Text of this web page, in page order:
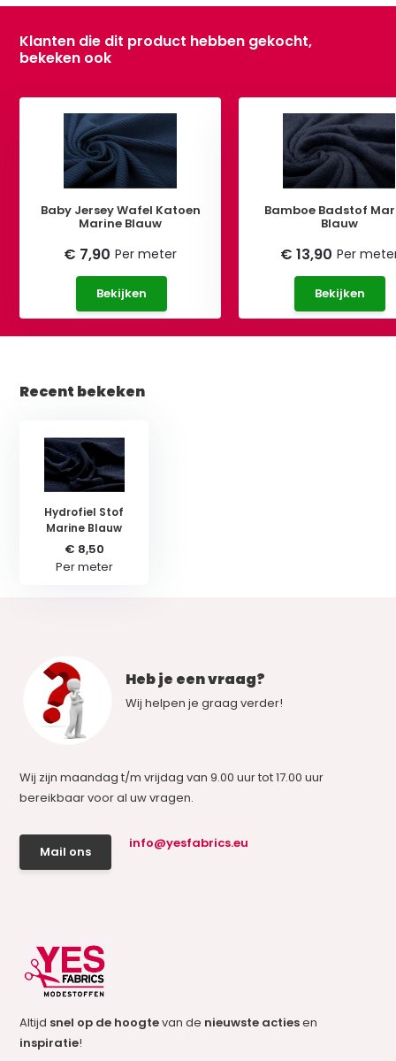
Klanten die dit product hebben gekocht,
bekeken ook
Baby Jersey Wafel Katoen
Marine Blauw
€ 7,90 Per meter
Bekijken
Bamboe Badstof
Blauw
€ 13,90 Per
Bekijken
Recent bekeken
Hydrofiel Stof
Marine Blauw
€ 8,50
Per meter
Heb je een vraag?
Wij helpen je graag verder!
Wij zijn maandag t/m vrijdag van 9.00 uur tot 17.00 uur
bereikbaar voor al uw vragen.
Mail ons
info@yesfabrics.eu
Altijd snel op de hoogtevan de nieuwste actiesen
inspiratie!